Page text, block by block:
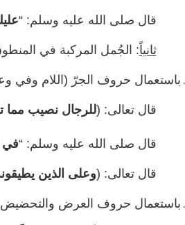
قال صلى الله عليه وسلم: “
ثانياً: الجُمل المركبة في
باستعمال حروف الجرّ (اللام وفي
قال تعالى: (للرجال نصيب مما
قال صلى الله عليه وسلم: “في
قال تعالى: (وعلى الذين
باستعمال حروف العرض والتحضيض